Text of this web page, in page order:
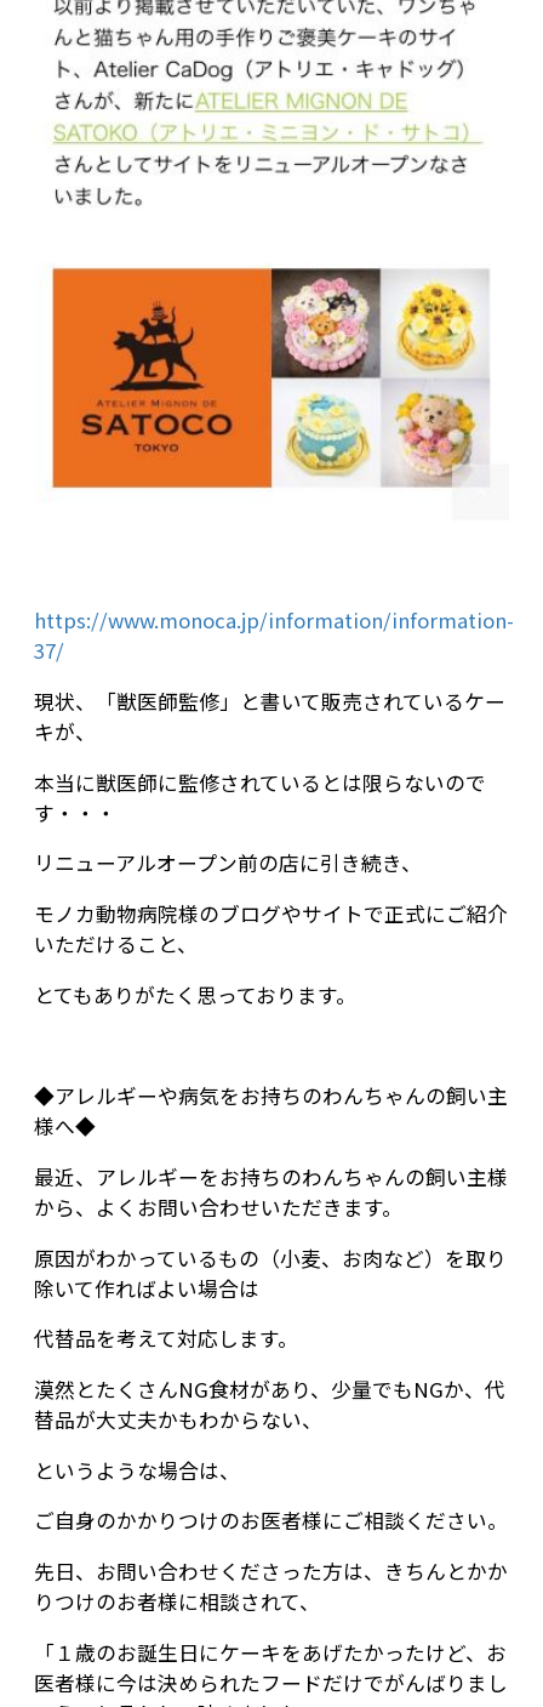
https://www.monoca.jp/information/information-
37/
現状、「獣医師監修」と書いて販売されているケー
キが、
本当に獣医師に監修されているとは限らないので
す・・・
リニューアルオープン前の店に引き続き、
モノカ動物病院様のブログやサイトで正式にご紹介
いただけること、
とてもありがたく思っております。
◆アレルギーや病気をお持ちのわんちゃんの飼い主
様へ◆
最近、アレルギーをお持ちのわんちゃんの飼い主様
から、よくお問い合わせいただきます。
原因がわかっているもの（小麦、お肉など）を取り
除いて作ればよい場合は
代替品を考えて対応します。
漠然とたくさんNG食材があり、少量でもNGか、代
替品が大丈夫かもわからない、
というような場合は、
ご自身のかかりつけのお医者様にご相談ください。
先日、お問い合わせくださった方は、きちんとかか
りつけのお者様に相談されて、
「１歳のお誕生日にケーキをあげたかったけど、お
医者様に今は決められたフードだけでがんばりまし